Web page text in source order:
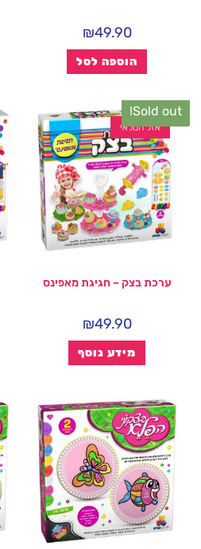
₪49.90
הוספה לסל
Sold out!
אזל המלאי
ערכת בצק – חגיגת מאפינס
₪49.90
מידע נוסף